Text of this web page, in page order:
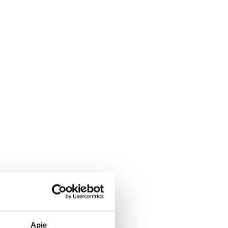
Apie
atvejus, kai tokią informaciją
būti naudojama vynozurnalas.lt
įstatymas.